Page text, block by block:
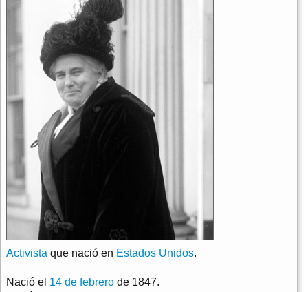
Activista que nació en Estados Unidos.
Nació el 14 de febrero de 1847.